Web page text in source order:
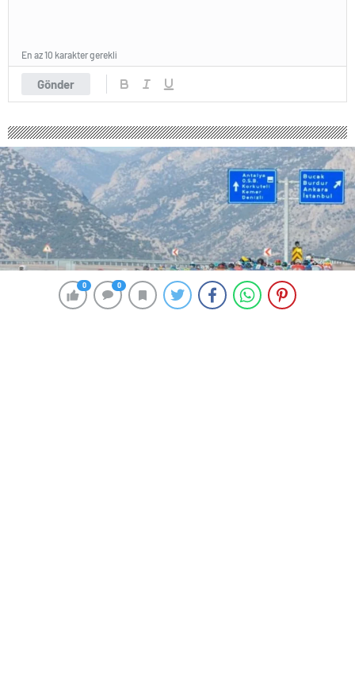
0 0
Gönder
En az 10 karakter gerekli
0 0